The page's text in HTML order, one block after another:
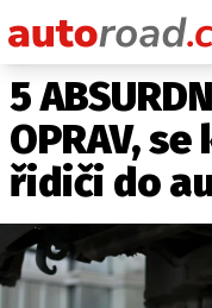
5
OPRAV,
řidiči do